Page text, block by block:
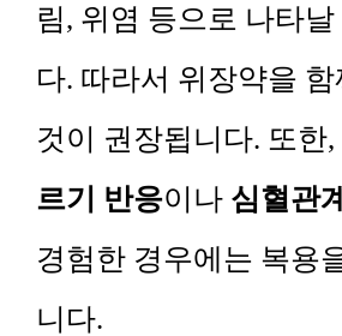
림, 위염 등으로 나타날
다. 따라서 위장약을
것이 권장됩니다. 또한,
르기 반응이나 심혈관
경험한 경우에는 복용
니다.